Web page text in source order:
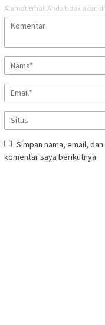
Alamat email Anda tidak akan
Simpan nama, email,
komentar saya berikutnya.